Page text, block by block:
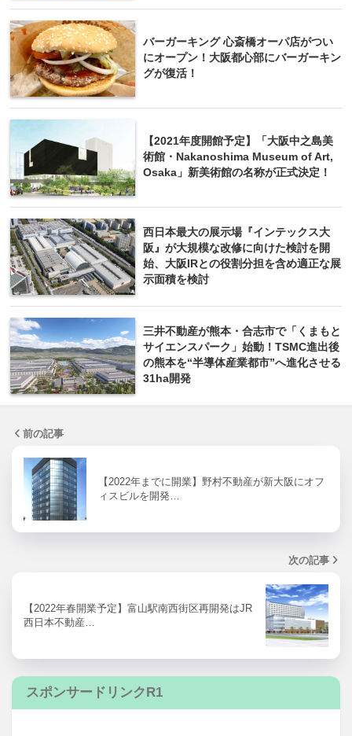
バーガーキング 心斎橋オーパ店がつい
にオープン！大阪都心部にバーガーキン
グが復活！
【2021年度開館予定】「大阪中之島美
術館・Nakanoshima Museum of Art,
Osaka」新美術館の名称が正式決定！
西日本最大の展示場『インテックス大
阪』が大規模な改修に向けた検討を開
始、大阪IRとの役割分担を含め適正な展
示面積を検討
三井不動産が熊本・合志市で「くまもと
サイエンスパーク」始動！TSMC進出後
の熊本を“半導体産業都市”へ進化させる
31ha開発
前の記事
【2022年までに開業】野村不動産が新大阪にオフ
ィスビルを開発…
次の記事
【2022年春開業予定】富山駅南西街区再開発はJR
西日本不動産…
スポンサードリンクR1